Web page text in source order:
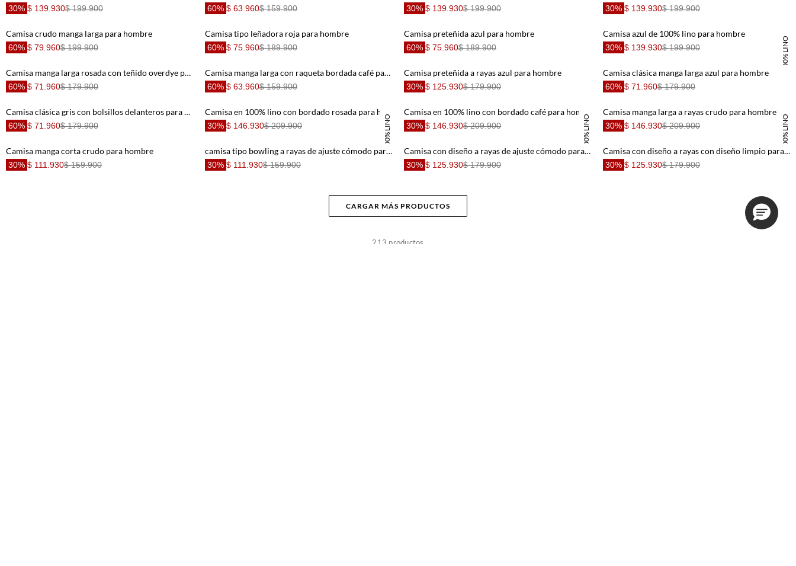
30% $ 139.930$ 199.900 60% $ 63.960$ 159.900 30% $ 139.930$ 199.900 30% $ 139.930$ 199.900
Camisa crudo manga larga para hombre
60% $ 79.960$ 199.900
Camisa tipo leñadora roja para hombre
60% $ 75.960$ 189.900
Camisa preteñida azul para hombre
60% $ 75.960$ 189.900 100% LINO
Camisa azul de 100% lino para hombre
30% $ 139.930$ 199.900
Camisa manga larga rosada con teñido overdye para hombre
60% $ 71.960$ 179.900
Camisa manga larga con raqueta bordada café para hombre
60% $ 63.960$ 159.900
Camisa preteñida a rayas azul para hombre
30% $ 125.930$ 179.900
Camisa clásica manga larga azul para hombre
60% $ 71.960$ 179.900
Camisa clásica gris con bolsillos delanteros para hombre
60% $ 71.960$ 179.900 100% LINO
30% $ 146.930$ 209.900 100% LINO
30% $ 146.930$ 209.900 100% LINO
Camisa manga larga a rayas crudo para hombre
30% $ 146.930$ 209.900
Camisa manga corta crudo para hombre
30% $ 111.930$ 159.900
camisa tipo bowling a rayas de ajuste cómodo para hombre de silueta ajustada
30% $ 111.930$ 159.900
Camisa con diseño a rayas de ajuste cómodo para hombre
30% $ 125.930$ 179.900
Camisa con diseño a rayas con diseño limpio para hombre
30% $ 125.930$ 179.900
CARGAR MÁS PRODUCTOS
213 productos